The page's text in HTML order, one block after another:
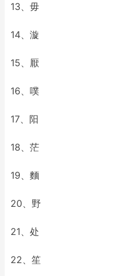
13、毋
14、漩
15、厭
16、噗
17、阳
18、茫
19、麵
20、野
21、处
22、笙